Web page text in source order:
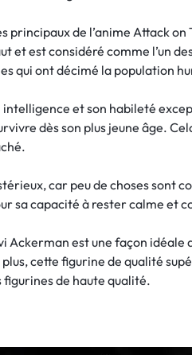
principaux de l’anime Attack
et est considéré comme l’un
qui ont décimé la population
et son habileté
dès son plus jeune âge.
car peu de choses sont
sa capacité à rester calme et
Ackerman est une façon
cette figurine de qualité
figurines de haute qualité.